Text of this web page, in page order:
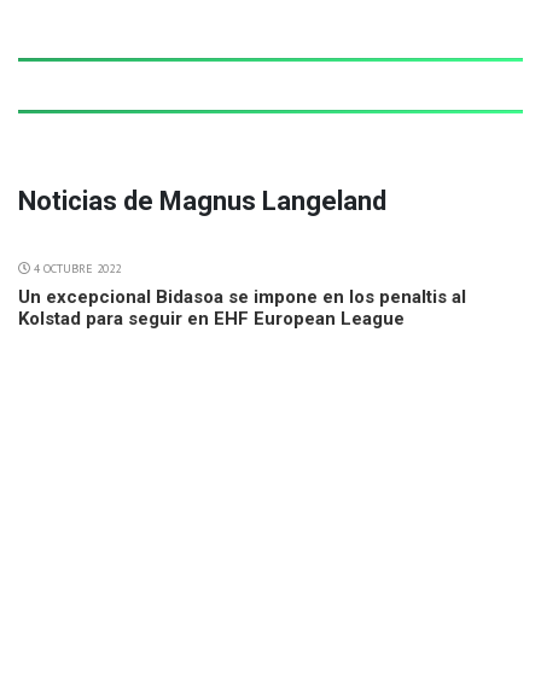
Noticias de Magnus Langeland
4 OCTUBRE 2022
Un excepcional Bidasoa se impone en los penaltis al
Kolstad para seguir en EHF European League